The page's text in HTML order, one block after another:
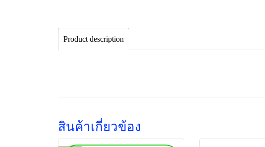
Product description
สินค้าเกี่ยวข้อง